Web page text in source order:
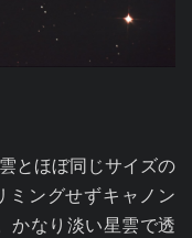
とほぼ同じサイズの
ミングせずキャノン
かなり淡い星雲で透